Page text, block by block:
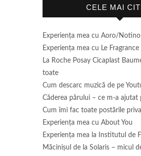
CELE MAI
Experienţa mea cu Aoro/Notino
Experienţa mea cu Le
La Roche Posay Cicaplast
toate
Cum descarc muzică de pe
Căderea părului – ce m-a ajutat
Cum îmi fac toate postările
Experiența mea cu About You
Experiența mea la Institutul de
Măcinişul de la Solaris – micul